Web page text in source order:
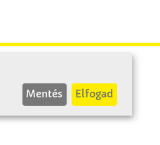
Mentés Elfogad